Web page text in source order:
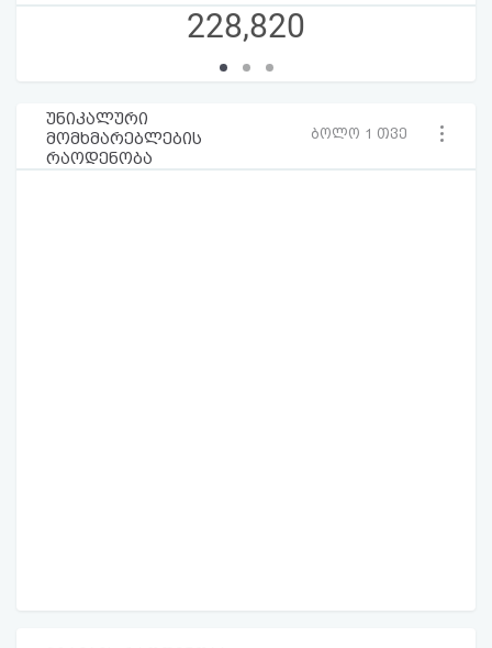
228,820
უნიკალური
მომხმარებლების
რაოდენობა
ბოლო 1 თვე